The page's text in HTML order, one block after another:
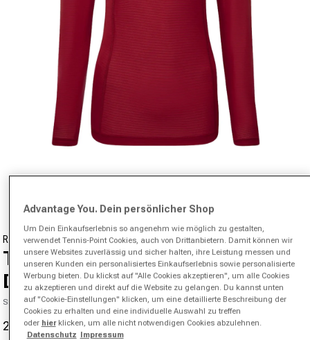
RONHILL
Tech Longsleeve Laufshirt
Damen-Rot
SKU 30546400079000
Verkaufspreis
24,95 €
Normaler Preis
50,00 €-50%
Advantage You. Dein persönlicher Shop
Um Dein Einkaufserlebnis so angenehm wie möglich zu gestalten,
verwendet Tennis-Point Cookies, auch von Drittanbietern. Damit können wir
unsere Websites zuverlässig und sicher halten, ihre Leistung messen und
unseren Kunden ein personalisiertes Einkaufserlebnis sowie personalisierte
Werbung bieten. Du klickst auf "Alle Cookies akzeptieren", um alle Cookies
zu akzeptieren und direkt auf die Website zu gelangen. Du kannst unten
auf "Cookie-Einstellungen" klicken, um eine detaillierte Beschreibung der
Cookies zu erhalten und eine individuelle Auswahl zu treffen
oder hierklicken, um alle nicht notwendigen Cookies abzulehnen.
Datenschutz Impressum